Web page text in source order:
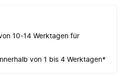
10-14 Werktagen für
von 1 bis 4 Werktagen*